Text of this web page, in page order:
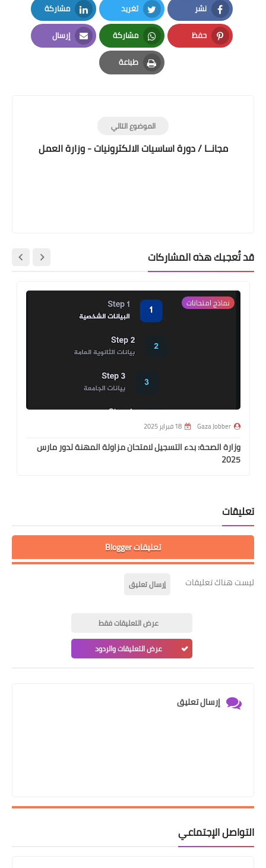
نشر
Facebook
تغريد
Twitter
مشاركة
LinkedIn
حفظ
Pinterest
مشاركة
Whatsapp
إرسال
Email
طباعة
Print
الموضوع التالي
مجانــا / دورة اساسيات الالكترونيات - وزارة العمل
قد تُعجبك هذه المشاركات
نماذج امتحانات
Gaza Jobber 18 فبراير 2025
وزارة الصحة: بدء التسجيل لامتحان مزاولة المهنة لدور مارس
2025
تعليقات
تعليقات Blogger
ليست هناك تعليقات إرسال تعليق
عرض التعليقات فقط
عرض التعليقات والردود
إرسال تعليق
التواصل الإجتماعي